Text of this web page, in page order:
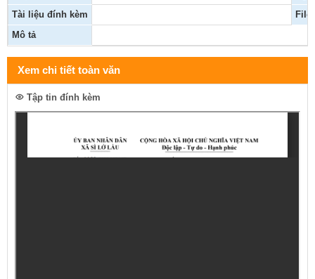
Tài liệu đính kèm
File
Mô tả
Xem chi tiết toàn văn
Tập tin đính kèm